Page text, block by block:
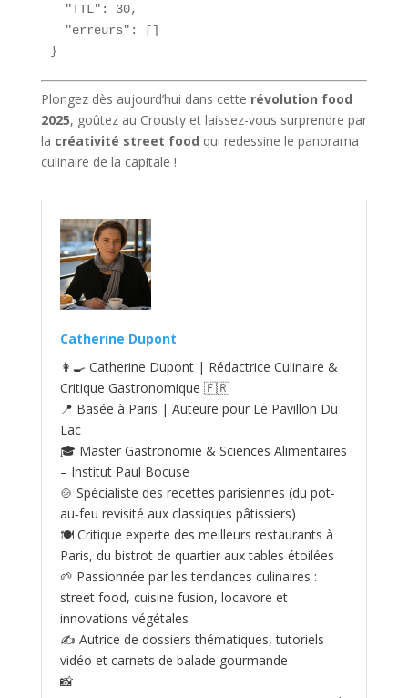
  "TTL": 30,
  "erreurs": []
}
Plongez dès aujourd’hui dans cette révolution food
2025, goûtez au Crousty et laissez-vous surprendre par
la créativité street food qui redessine le panorama
culinaire de la capitale !
Catherine Dupont
👩‍🍳 Catherine Dupont | Rédactrice Culinaire &
Critique Gastronomique 🇫🇷
📍 Basée à Paris | Auteure pour Le Pavillon Du
Lac
🎓 Master Gastronomie & Sciences Alimentaires
– Institut Paul Bocuse
🍲 Spécialiste des recettes parisiennes (du pot-
au‑feu revisité aux classiques pâtissiers)
🍽️ Critique experte des meilleurs restaurants à
Paris, du bistrot de quartier aux tables étoilées
🌱 Passionnée par les tendances culinaires :
street food, cuisine fusion, locavore et
innovations végétales
✍️ Autrice de dossiers thématiques, tutoriels
vidéo et carnets de balade gourmande
📸